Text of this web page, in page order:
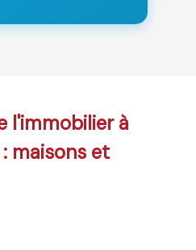
l'immobilier à
maisons et